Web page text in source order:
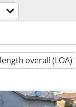
length overall (LOA)